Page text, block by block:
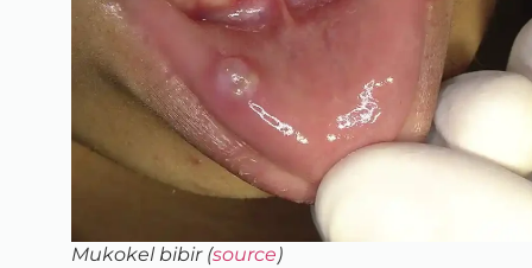
Mukokel bibir (source)